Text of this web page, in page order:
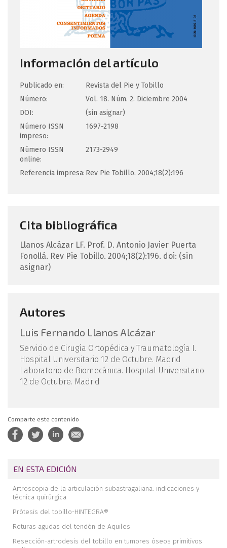
Información del artículo
Publicado en:
Revista del Pie y Tobillo
Número:
Vol. 18. Núm. 2. Diciembre 2004
DOI:
(sin asignar)
Número ISSN
impreso:
1697-2198
Número ISSN
online:
2173-2949
Referencia impresa: Rev Pie Tobillo. 2004;18(2):196
Cita bibliográfica
Llanos Alcázar LF. Prof. D. Antonio Javier Puerta
Fonollá. Rev Pie Tobillo. 2004;18(2):196. doi: (sin
asignar)
Autores
Luis Fernando Llanos Alcázar
Servicio de Cirugía Ortopédica y Traumatología I.
Hospital Universitario 12 de Octubre. Madrid
Laboratorio de Biomecánica. Hospital Universitario
12 de Octubre. Madrid
Comparte este contenido
EN ESTA EDICIÓN
Artroscopia de la articulación subastragaliana: indicaciones y
técnica quirúrgica
Prótesis del tobillo-HINTEGRA®
Roturas agudas del tendón de Aquiles
Resección-artrodesis del tobillo en tumores óseos primitivos